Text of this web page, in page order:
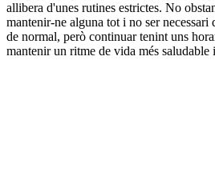
allibera d'unes rutines estrictes. No
mantenir-ne alguna tot i no ser necessari
de normal, però continuar tenint uns
mantenir un ritme de vida més saludable